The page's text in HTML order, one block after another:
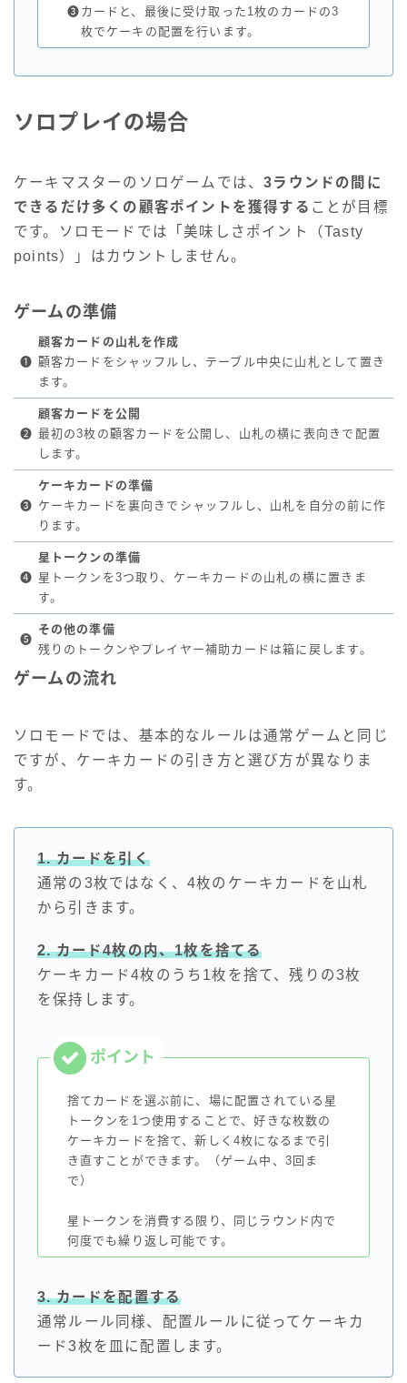
❸ カードと、最後に受け取った1枚のカードの3
枚でケーキの配置を行います。
ソロプレイの場合
ケーキマスターのソロゲームでは、3ラウンドの間に
できるだけ多くの顧客ポイントを獲得する ことが目標
です。ソロモードでは「美味しさポイント（Tasty
points）」はカウントしません。
ゲームの準備
❶
顧客カードの山札を作成
顧客カードをシャッフルし、テーブル中央に山札として置き
ます。
❷
顧客カードを公開
最初の3枚の顧客カードを公開し、山札の横に表向きで配置
します。
❸
ケーキカードの準備
ケーキカードを裏向きでシャッフルし、山札を自分の前に作
ります。
❹
星トークンの準備
星トークンを3つ取り、ケーキカードの山札の横に置きま
す。
❺
その他の準備
残りのトークンやプレイヤー補助カードは箱に戻します。
ゲームの流れ
ソロモードでは、基本的なルールは通常ゲームと同じ
ですが、ケーキカードの引き方と選び方が異なりま
す。
1. カードを引く
通常の3枚ではなく、4枚のケーキカードを山札
から引きます。
2. カード4枚の内、1枚を捨てる
ケーキカード4枚のうち1枚を捨て、残りの3枚
を保持します。
捨てカードを選ぶ前に、場に配置されている星
トークンを1つ使用することで、好きな枚数の
ケーキカードを捨て、新しく4枚になるまで引
き直すことができます。（ゲーム中、3回ま
で）
星トークンを消費する限り、同じラウンド内で
何度でも繰り返し可能です。
3. カードを配置する
通常ルール同様、配置ルールに従ってケーキカ
ード3枚を皿に配置します。